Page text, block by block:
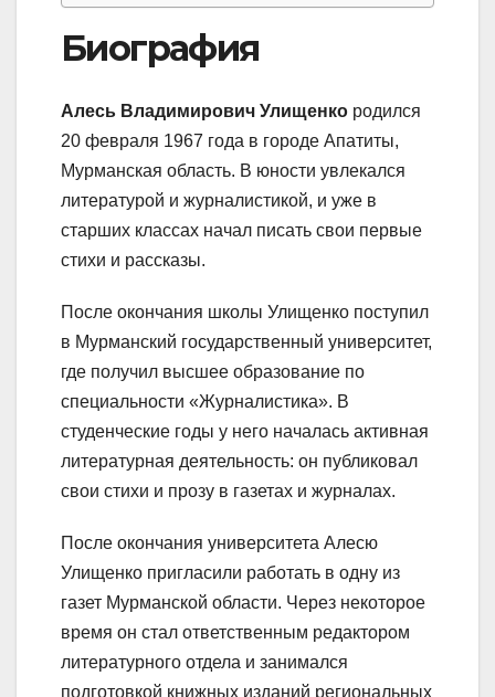
Биография
Алесь Владимирович Улищенко родился
20 февраля 1967 года в городе Апатиты,
Мурманская область. В юности увлекался
литературой и журналистикой, и уже в
старших классах начал писать свои первые
стихи и рассказы.
После окончания школы Улищенко поступил
в Мурманский государственный университет,
где получил высшее образование по
специальности «Журналистика». В
студенческие годы у него началась активная
литературная деятельность: он публиковал
свои стихи и прозу в газетах и журналах.
После окончания университета Алесю
Улищенко пригласили работать в одну из
газет Мурманской области. Через некоторое
время он стал ответственным редактором
литературного отдела и занимался
подготовкой книжных изданий региональных